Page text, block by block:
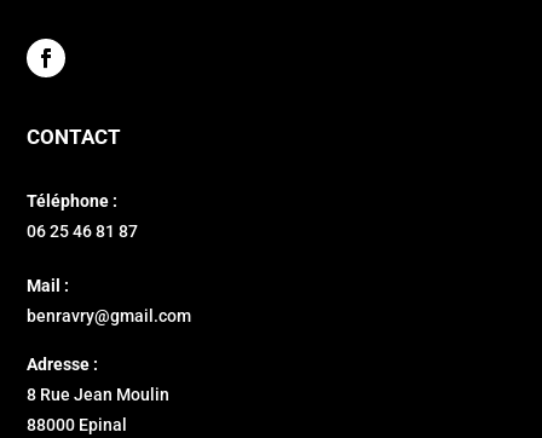
CONTACT
Téléphone :
06 25 46 81 87
Mail :
benravry@gmail.com
Adresse :
8 Rue Jean Moulin
88000 Epinal